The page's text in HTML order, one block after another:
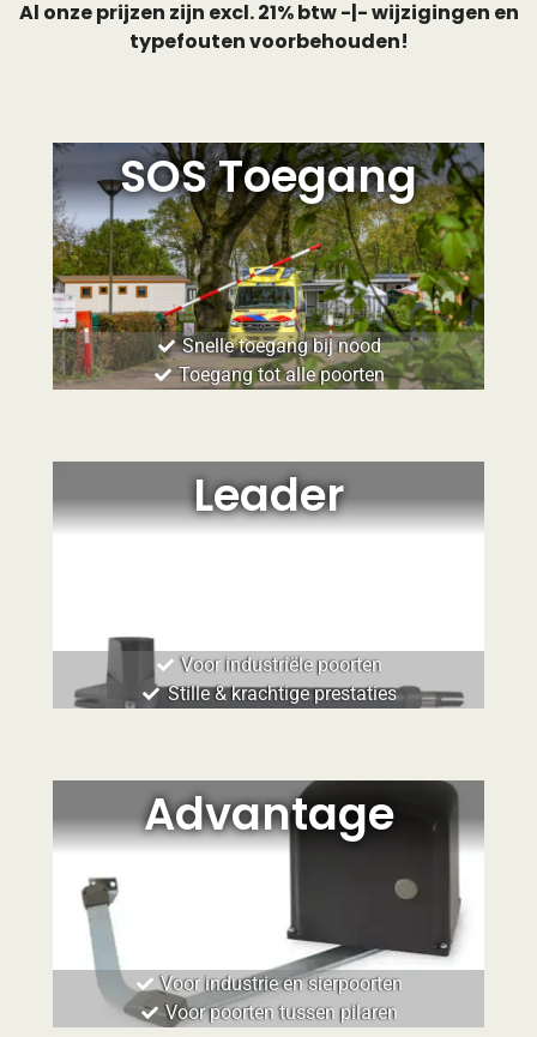
Al onze prijzen zijn excl. 21% btw -|- wijzigingen en
typefouten voorbehouden!
SOS Toegang
Snelle toegang bij nood
Toegang tot alle poorten
Leader
Voor industriële poorten
Stille & krachtige prestaties
Advantage
Voor industrie en sierpoorten
Voor poorten tussen pilaren